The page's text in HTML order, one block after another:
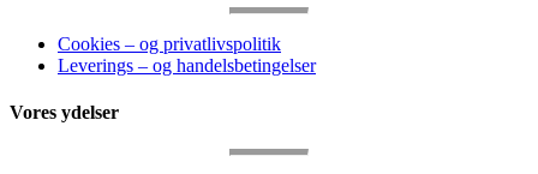
Cookies – og privatlivspolitik
Leverings – og handelsbetingelser
Vores ydelser